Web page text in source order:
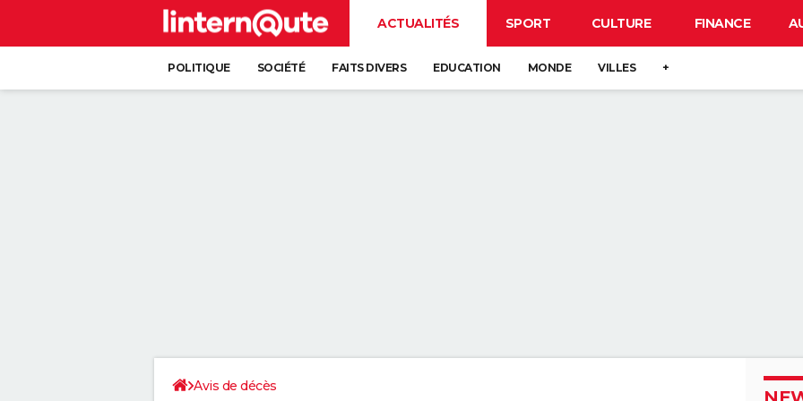
ACTUALITÉS SPORT CULTURE FINANCE
POLITIQUE SOCIÉTÉ FAITS DIVERS EDUCATION MONDE VILLES +
Avis de décès